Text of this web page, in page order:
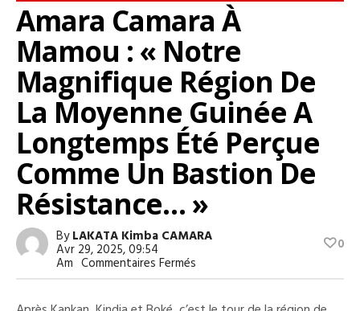
Amara Camara À
Mamou : « Notre
Magnifique Région De
La Moyenne Guinée A
Longtemps Été Perçue
Comme Un Bastion De
Résistance… »
ByLAKATA Kimba CAMARA
Avr 29, 2025, 09:54
Am Commentaires Fermés
Amara
0